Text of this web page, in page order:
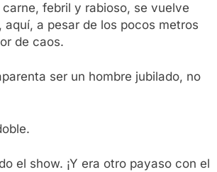
febril y rabioso, se vuelve
a pesar de los pocos metros
de caos.
ser un hombre jubilado, no
el show. ¡Y era otro payaso con el